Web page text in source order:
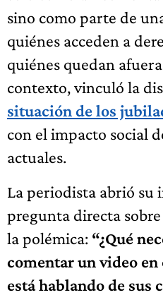
sino como parte de
quiénes acceden a
quiénes quedan
contexto, vinculó la
situación de los
con el impacto social
actuales.
La periodista abrió su
pregunta directa
la polémica: “¿Qué
comentar un video
está hablando de sus